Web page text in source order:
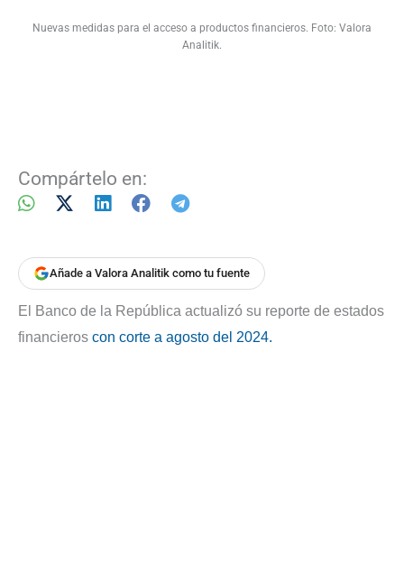
Nuevas medidas para el acceso a productos financieros. Foto: Valora
Analitik.
Compártelo en:
Añade a Valora Analitik como tu fuente
El Banco de la República actualizó su reporte de estados
financieros con corte a agosto del 2024.